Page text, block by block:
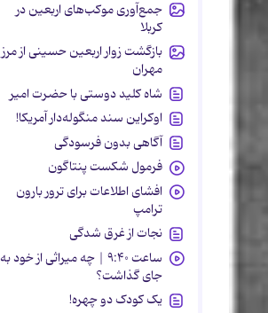
جمع‌آوری موکب‌های اربعین در
کربلا
بازگشت زوار اربعین حسینی از مرز
مهران
شاه کلید دوستی با حضرت امیر
اوکراین سند منگوله‌دار آمریکا!
آگاهی بدون فرسودگی
فرمول شکست پنتاگون
افشای اطلاعات برای ترور بارون
ترامپ
نجات از غرق شدگی
ساعت ۹:۴۰ | چه میراثی از خود به
جای گذاشت؟
یک کودک دو چهره!